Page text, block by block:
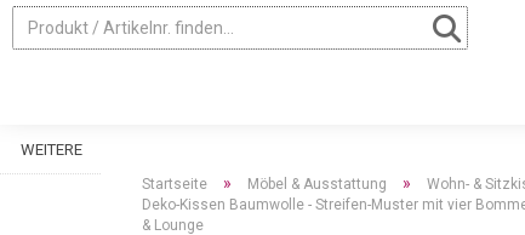
WEITERE
Startseite » Möbel & Ausstattung » Wohn- &
Deko-Kissen Baumwolle - Streifen-Muster mit vier
& Lounge